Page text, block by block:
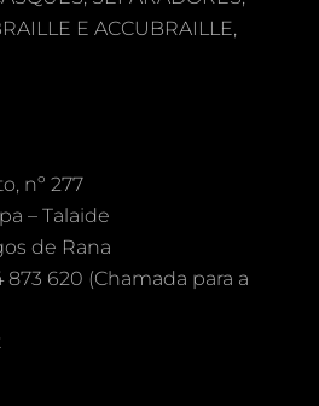
E ACCUBRAILLE,
nº 277
– Talaide
de Rana
873 620 (Chamada para a